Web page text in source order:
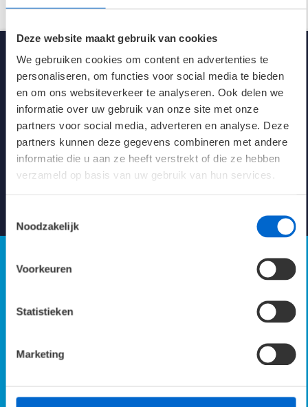
Deze website maakt gebruik van cookies
We gebruiken cookies om content en advertenties te
personaliseren, om functies voor social media te bieden
en om ons websiteverkeer te analyseren. Ook delen we
informatie over uw gebruik van onze site met onze
partners voor social media, adverteren en analyse. Deze
partners kunnen deze gegevens combineren met andere
informatie die u aan ze heeft verstrekt of die ze hebben
verzameld op basis van uw gebruik van hun services.
Noodzakelijk
Voorkeuren
Statistieken
Marketing
1500 x 102 x 84 mm
Klasse 1
Levensduur 25°C 67K L80/B10
energie-efficiëntie 128.5 LL/cW
Kennisbank verlichting